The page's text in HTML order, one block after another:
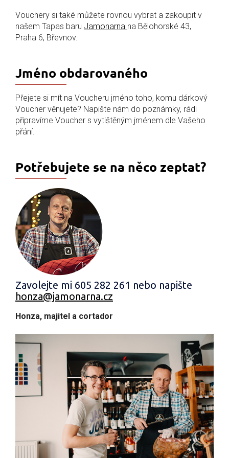
Vouchery si také můžete rovnou vybrat a zakoupit v
našem Tapas baru Jamonarna na Bělohorské 43,
Praha 6, Břevnov.
Jméno obdarovaného
Přejete si mít na Voucheru jméno toho, komu dárkový
Voucher věnujete? Napište nám do poznámky, rádi
připravíme Voucher s vytištěným jménem dle Vašeho
přání.
Potřebujete se na něco zeptat?
Zavolejte mi 605 282 261 nebo napište
honza@jamonarna.cz
Honza, majitel a cortador